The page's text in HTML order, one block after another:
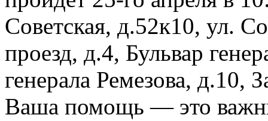
Советская, д.52к10, ул.
проезд, д.4, Бульвар
генерала Ремезова, д.10,
Ваша помощь — это